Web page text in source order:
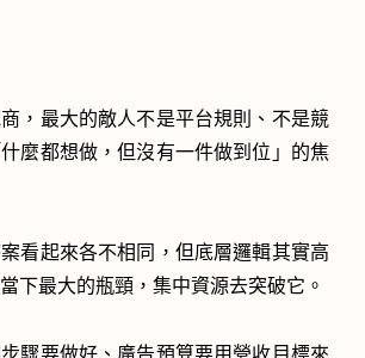
，最大的敵人不是平台規則、不是競
麼都想做，但沒有一件做到位」的焦
看起來各不相同，但底層邏輯其實高
下最大的瓶頸，集中資源去突破它。